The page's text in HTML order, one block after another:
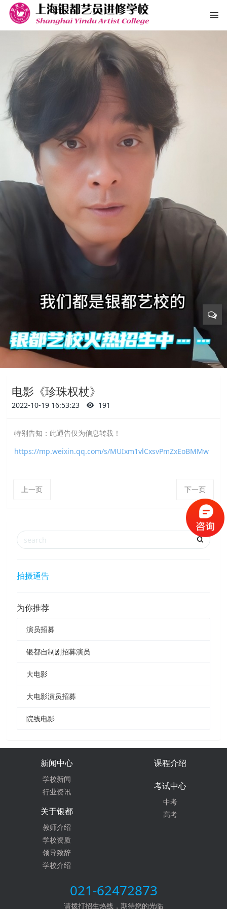
电影《珍珠权杖》
2022-10-19 16:53:23 191
特别告知：此通告仅为信息转载！
https://mp.weixin.qq.com/s/MUIxm1vlCxsvPmZxEoBMMw
上一页 下一页
拍摄通告
为你推荐
演员招募
银都自制剧招募演员
大电影
大电影演员招募
院线电影
新闻中心
学校新闻
行业资讯
课程介绍
考试中心
中考
高考
关于银都
教师介绍
学校资质
领导致辞
学校介绍
021-62472873
请拨打招生热线，期待您的光临